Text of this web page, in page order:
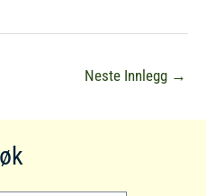
Neste Innlegg →